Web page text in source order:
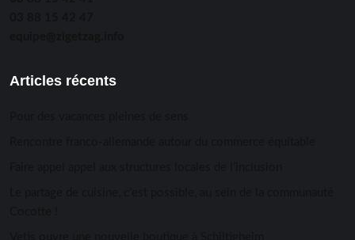
Articles récents